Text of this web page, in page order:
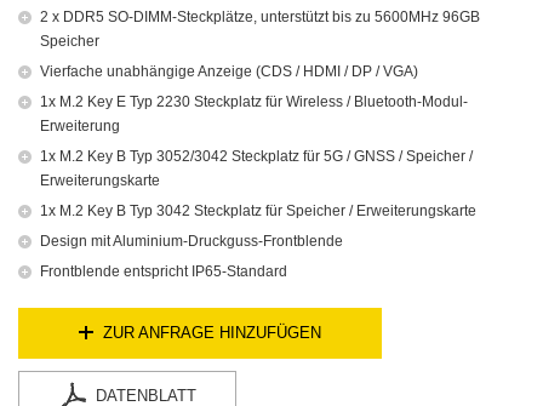
2 x DDR5 SO-DIMM-Steckplätze, unterstützt bis zu 5600MHz 96GB
Speicher
Vierfache unabhängige Anzeige (CDS / HDMI / DP / VGA)
1x M.2 Key E Typ 2230 Steckplatz für Wireless / Bluetooth-Modul-
Erweiterung
1x M.2 Key B Typ 3052/3042 Steckplatz für 5G / GNSS / Speicher /
Erweiterungskarte
1x M.2 Key B Typ 3042 Steckplatz für Speicher / Erweiterungskarte
Design mit Aluminium-Druckguss-Frontblende
Frontblende entspricht IP65-Standard
ZUR ANFRAGE HINZUFÜGEN
DATENBLATT